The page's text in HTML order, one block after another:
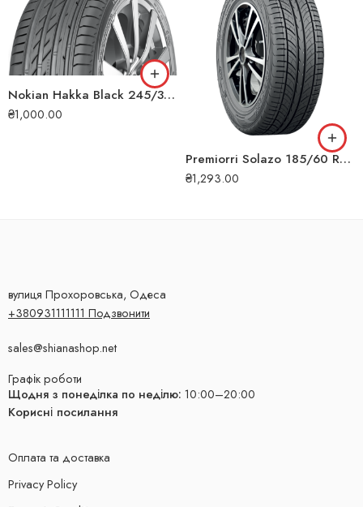
Nokian Hakka Black 245/35 ZR19 93Y XL літня шина
₴1,000.00
Premiorri Solazo 185/60 R14 82H літня шина
₴1,293.00
вулиця Прохоровська, Одеса
+380931111111 Подзвонити
sales@shianashop.net
Графік роботи
Щодня з понеділка по неділю: 10:00–20:00
Корисні посилання
Оплата та доставка
Privacy Policy